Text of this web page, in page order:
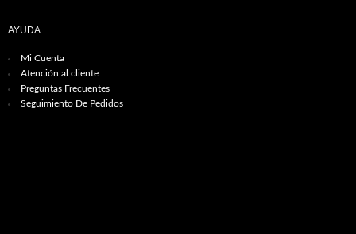
AYUDA
Mi Cuenta
Atención al cliente
Preguntas Frecuentes
Seguimiento De Pedidos